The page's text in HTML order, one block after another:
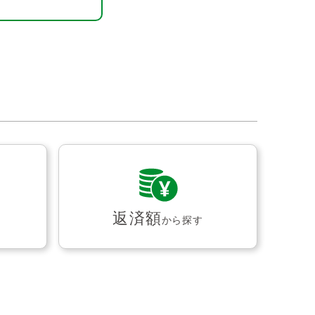
返済額から探す